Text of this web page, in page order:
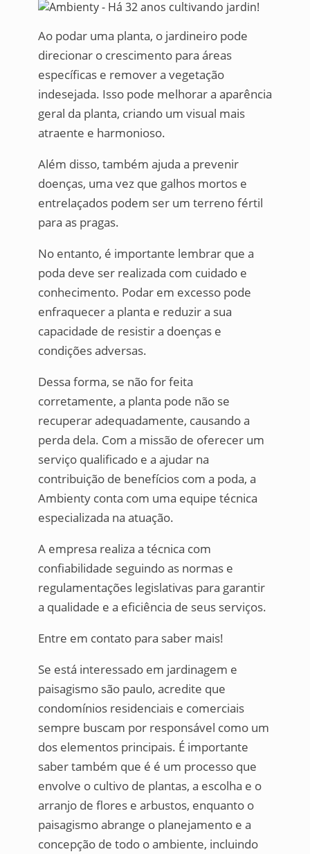
Ao podar uma planta, o jardineiro pode
direcionar o crescimento para áreas
específicas e remover a vegetação
indesejada. Isso pode melhorar a aparência
geral da planta, criando um visual mais
atraente e harmonioso.
Além disso, também ajuda a prevenir
doenças, uma vez que galhos mortos e
entrelaçados podem ser um terreno fértil
para as pragas.
No entanto, é importante lembrar que a
poda deve ser realizada com cuidado e
conhecimento. Podar em excesso pode
enfraquecer a planta e reduzir a sua
capacidade de resistir a doenças e
condições adversas.
Dessa forma, se não for feita
corretamente, a planta pode não se
recuperar adequadamente, causando a
perda dela. Com a missão de oferecer um
serviço qualificado e a ajudar na
contribuição de benefícios com a poda, a
Ambienty conta com uma equipe técnica
especializada na atuação.
A empresa realiza a técnica com
confiabilidade seguindo as normas e
regulamentações legislativas para garantir
a qualidade e a eficiência de seus serviços.
Entre em contato para saber mais!
Se está interessado em jardinagem e
paisagismo são paulo, acredite que
condomínios residenciais e comerciais
sempre buscam por responsável como um
dos elementos principais. É importante
saber também que é é um processo que
envolve o cultivo de plantas, a escolha e o
arranjo de flores e arbustos, enquanto o
paisagismo abrange o planejamento e a
concepção de todo o ambiente, incluindo